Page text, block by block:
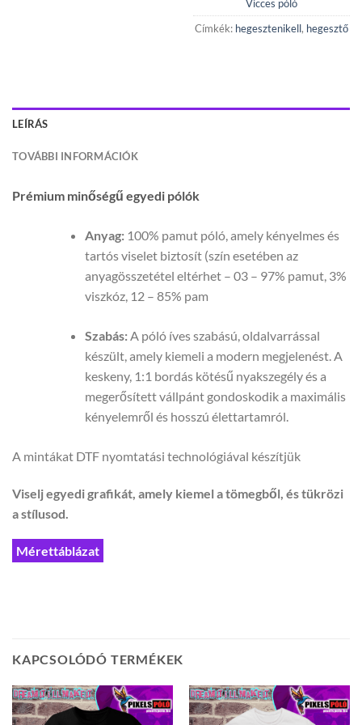
Vicces póló
Címkék: hegesztenikell, hegesztő
LEÍRÁS
TOVÁBBI INFORMÁCIÓK
Prémium minőségű egyedi pólók
Anyag:100% pamut póló, amely kényelmes és
tartós viselet biztosít (szín esetében az
anyagösszetétel eltérhet – 03 – 97% pamut, 3%
viszkóz, 12 – 85% pam
Szabás:A póló íves szabású, oldalvarrással
készült, amely kiemeli a modern megjelenést. A
keskeny, 1:1 bordás kötésű nyakszegély és a
megerősített vállpánt gondoskodik a maximális
kényelemről és hosszú élettartamról.
A mintákat DTF nyomtatási technológiával készítjük
Viselj egyedi grafikát, amely kiemel a tömegből, és tükrözi
a stílusod.
Mérettáblázat
KAPCSOLÓDÓ TERMÉKEK